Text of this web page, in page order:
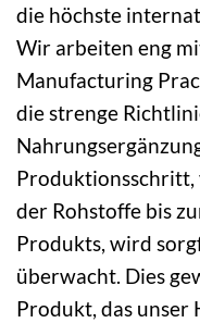
die höchste
Wir arbeiten eng
Manufacturing
die strenge
Produktionsschritt,
der Rohstoffe bis
Produkts, wird
überwacht. Dies
Produkt, das unser